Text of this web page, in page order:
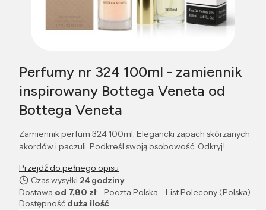
Perfumy nr 324 100ml - zamiennik
inspirowany Bottega Veneta od
Bottega Veneta
Zamiennik perfum 324 100ml. Elegancki zapach skórzanych
akordów i paczuli. Podkreśl swoją osobowość. Odkryj!
Przejdź do pełnego opisu
Czas wysyłki:24 godziny
Dostawa od 7,80 zł- Poczta Polska - List Polecony (Polska)
Dostępność:duża ilość